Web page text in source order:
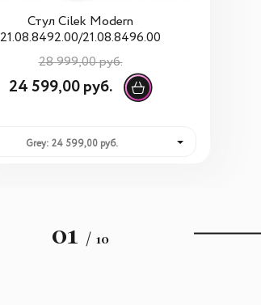
Стул Cilek Modern
21.08.8492.00/21.08.8496.00
28 999,00 руб.
24 599,00 руб.
Grey: 24 599,00 руб.
01 / 10